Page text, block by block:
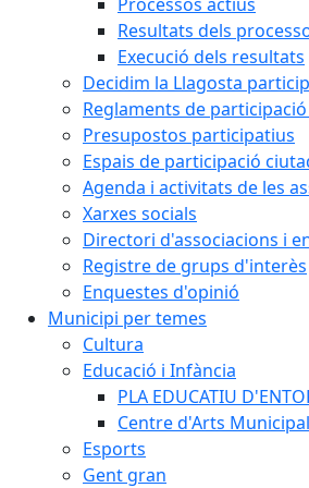
Resultats dels
Execució dels resultats
Decidim la Llagosta
Reglaments de
Presupostos participatius
Espais de participació
Agenda i activitats de les
Xarxes socials
Directori d'associacions i
Registre de grups d'interès
Enquestes d'opinió
Municipi per temes
Cultura
Educació i Infància
PLA EDUCATIU
Centre d'Arts
Esports
Gent gran